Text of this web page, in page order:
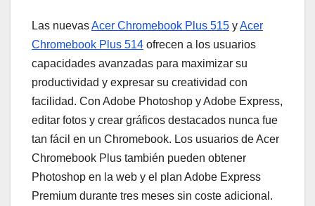
Las nuevasAcer Chromebook Plus 515 yAcer
Chromebook Plus 514 ofrecen a los usuarios
capacidades avanzadas para maximizar su
productividad y expresar su creatividad con
facilidad. Con Adobe Photoshop y Adobe Express,
editar fotos y crear gráficos destacados nunca fue
tan fácil en un Chromebook. Los usuarios de Acer
Chromebook Plus también pueden obtener
Photoshop en la web y el plan Adobe Express
Premium durante tres meses sin coste adicional.